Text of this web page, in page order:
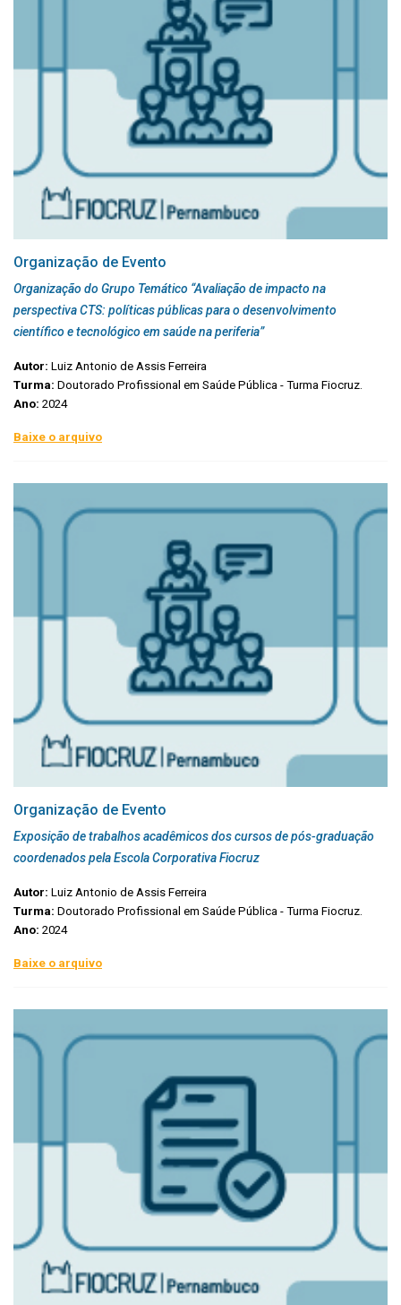
Organização de Evento
Organização do Grupo Temático “Avaliação de impacto na
perspectiva CTS: políticas públicas para o desenvolvimento
científico e tecnológico em saúde na periferia”
Autor: Luiz Antonio de Assis Ferreira
Turma: Doutorado Profissional em Saúde Pública - Turma Fiocruz.
Ano: 2024
Baixe o arquivo
Organização de Evento
Exposição de trabalhos acadêmicos dos cursos de pós-graduação
coordenados pela Escola Corporativa Fiocruz
Autor: Luiz Antonio de Assis Ferreira
Turma: Doutorado Profissional em Saúde Pública - Turma Fiocruz.
Ano: 2024
Baixe o arquivo